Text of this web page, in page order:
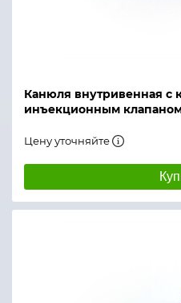
Канюля внутривенная с
инъекционным
Цену уточняйте